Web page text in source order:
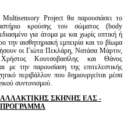
Project θα παρουσιάσει το
κρούσης του σώματος (body
για άτομα με και χωρίς οπτική ή
την αισθητηριακή εμπειρία και το βίωμα
οι Γιώτα Πεκλάρη, Νατάσα Μάρτιν,
Κουτσοβασίλης και Θάνος
την παρουσίαση της επιτελεστικής
περιβάλλον που δημιουργείται μέσα
συντονισμού.
ΣΚΗΝΗΣ ΕΛΣ -